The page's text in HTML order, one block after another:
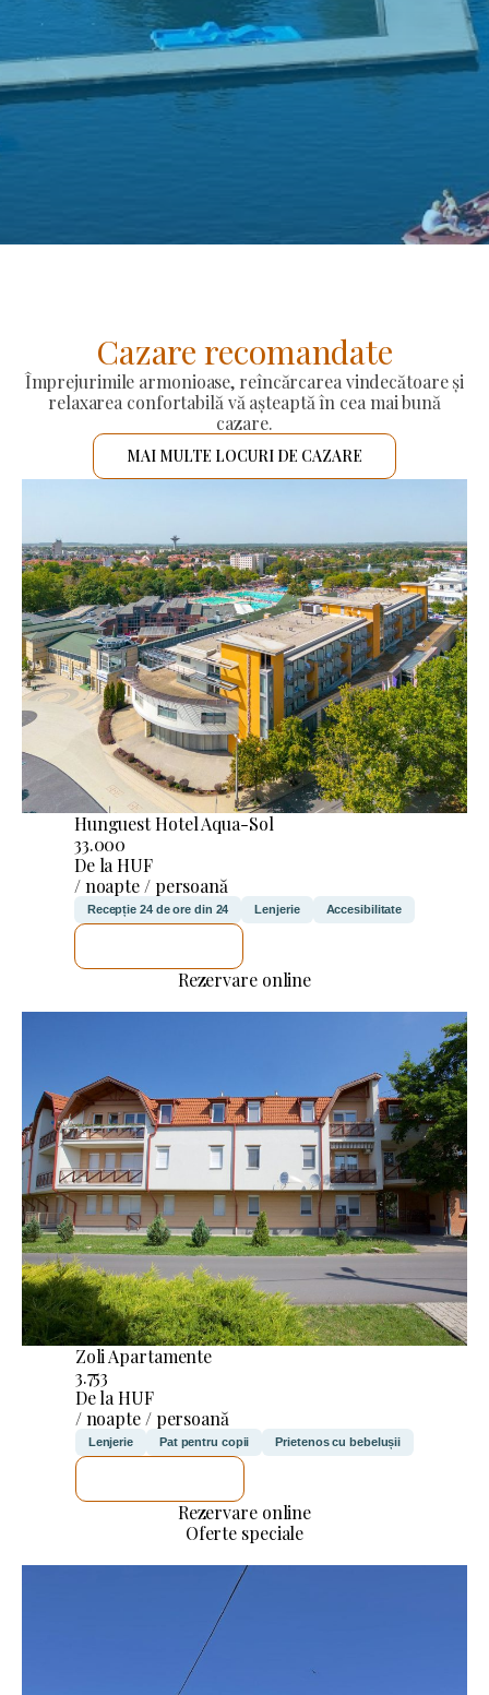
Cazare recomandate
Împrejurimile armonioase, reîncărcarea vindecătoare și
relaxarea confortabilă vă așteaptă în cea mai bună
cazare.
MAI MULTE LOCURI DE CAZARE
Hunguest Hotel Aqua-Sol
33.000
De la HUF
/ noapte / persoană
Recepție 24 de ore din 24 Lenjerie Accesibilitate
Rezervare online
Zoli Apartamente
3.753
De la HUF
/ noapte / persoană
Lenjerie Pat pentru copii Prietenos cu bebelușii
Rezervare online
Oferte speciale